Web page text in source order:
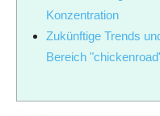
Konzentration
Zukünftige Trends
Bereich